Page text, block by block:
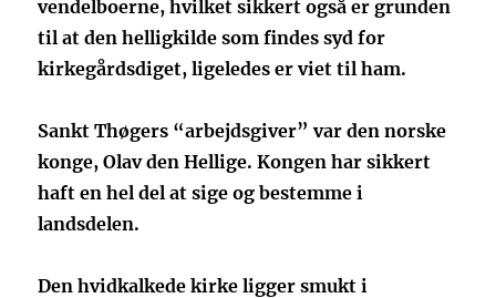
vendelboerne, hvilket sikkert også er grunden
til at den helligkilde som findes syd for
kirkegårdsdiget, ligeledes er viet til ham.
Sankt Thøgers “arbejdsgiver” var den norske
konge, Olav den Hellige. Kongen har sikkert
haft en hel del at sige og bestemme i
landsdelen.
Den hvidkalkede kirke ligger smukt i